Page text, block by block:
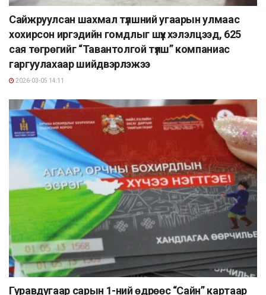
Сайжруулсан шахмал түлшний угаарын улмаас
хохирсон иргэдийн гомдлыг шүүх хэлэлцээд, 625
сая төгрөгийг “Тавантолгой түлш” компаниас
гаргуулахаар шийдвэрлэжээ
2026-03-05 14:11
Гуравдугаар сарын 1-ний өдрөөс “Сайн” картаар